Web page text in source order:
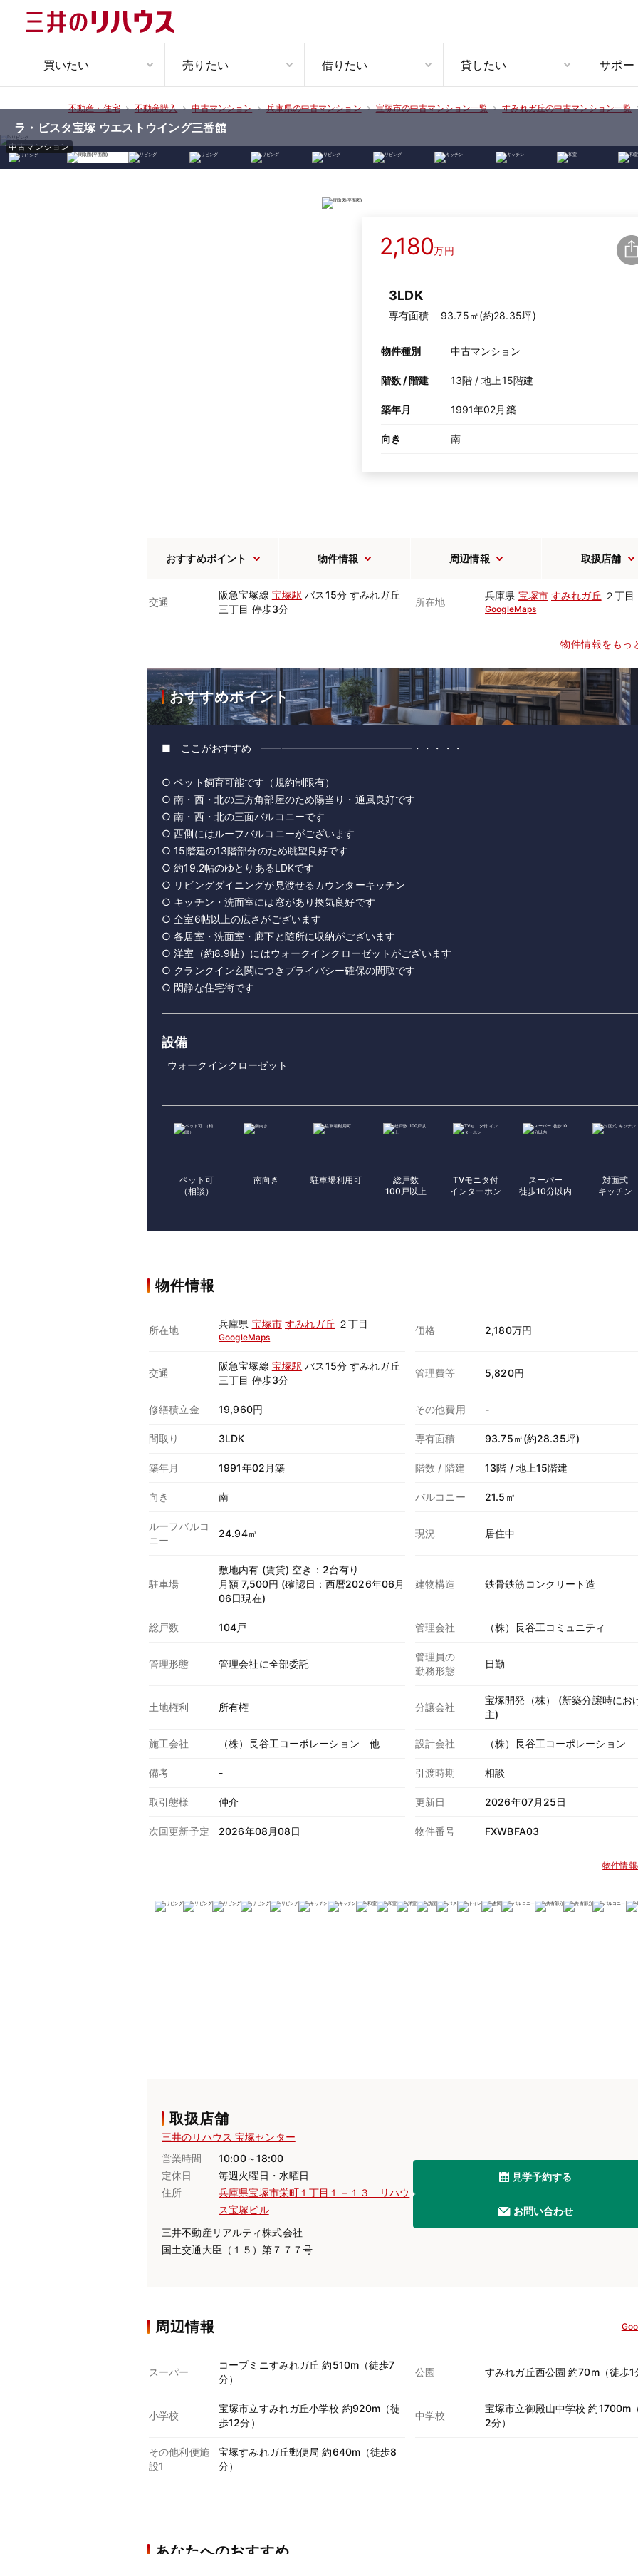
買いたい 売りたい 借りたい 貸したい サポー
不動産・住宅 不動産購入 中古マンション 兵庫県の中古マンション 宝塚市の中古マンション一覧 すみれガ丘の中古マンション一覧
中古マンション
ラ・ビスタ宝塚 ウエストウイング三番館
2,180万円
3LDK
専有面積 93.75㎡(約28.35坪)
物件種別 中古マンション
階数 / 階建 13階 / 地上15階建
築年月 1991年02月築
向き 南
おすすめポイント 物件情報 周辺情報 取扱店舗
交通
阪急宝塚線 宝塚駅 バス15分 すみれガ丘
三丁目 停歩3分
所在地
兵庫県 宝塚市 すみれガ丘 ２丁目
GoogleMaps
物件情報をもっ
おすすめポイント
■ ここがおすすめ ━━━━━━━━━━━━━━━・・・・・
○ ペット飼育可能です（規約制限有）
○ 南・西・北の三方角部屋のため陽当り・通風良好です
○ 南・西・北の三面バルコニーです
○ 西側にはルーフバルコニーがございます
○ 15階建の13階部分のため眺望良好です
○ 約19.2帖のゆとりあるLDKです
○ リビングダイニングが見渡せるカウンターキッチン
○ キッチン・洗面室には窓があり換気良好です
○ 全室6帖以上の広さがございます
○ 各居室・洗面室・廊下と随所に収納がございます
○ 洋室（約8.9帖）にはウォークインクローゼットがございます
○ クランクイン玄関につきプライバシー確保の間取です
○ 閑静な住宅街です
設備
ウォークインクローゼット
ペット可
（相談）
南向き 駐車場利用可
総戸数
100戸以上
TVモニタ付
インターホン
スーパー
徒歩10分以内
対面式
キッチン
物件情報
所在地
兵庫県 宝塚市 すみれガ丘 ２丁目
GoogleMaps
価格 2,180万円
交通
阪急宝塚線 宝塚駅 バス15分 すみれガ丘
三丁目 停歩3分
管理費等 5,820円
修繕積立金 19,960円 その他費用 -
間取り 3LDK 専有面積 93.75㎡(約28.35坪)
築年月 1991年02月築 階数 / 階建 13階 / 地上15階建
向き 南 バルコニー 21.5㎡
ルーフバルコ
ニー
24.94㎡ 現況 居住中
駐車場
敷地内有 (賃貸) 空き：2台有り
月額 7,500円 (確認日：西暦2026年06月
06日現在)
建物構造 鉄骨鉄筋コンクリート造
総戸数 104戸 管理会社 （株）長谷工コミュニティ
管理形態 管理会社に全部委託
管理員の
勤務形態
日勤
土地権利 所有権 分譲会社
宝塚開発（株） (新築分譲時にお
主)
施工会社 （株）長谷工コーポレーション 他 設計会社 （株）長谷工コーポレーション
備考 - 引渡時期 相談
取引態様 仲介 更新日 2026年07月25日
次回更新予定 2026年08月08日 物件番号 FXWBFA03
物件情
取扱店舗
三井のリハウス 宝塚センター
営業時間
10:00～18:00
定休日
毎週火曜日・水曜日
住所
兵庫県宝塚市栄町１丁目１－１３ リハウ
ス宝塚ビル
三井不動産リアルティ株式会社
国土交通大臣（１５）第７７７号
見学予約する
お問い合わせ
周辺情報
スーパー
コープミニすみれガ丘 約510m（徒歩7
分）
公園 すみれガ丘西公園 約70m（徒歩1
小学校
宝塚市立すみれガ丘小学校 約920m（徒
歩12分）
中学校
宝塚市立御殿山中学校 約1700m
2分）
その他利便施
設1
宝塚すみれガ丘郵便局 約640m（徒歩8
分）